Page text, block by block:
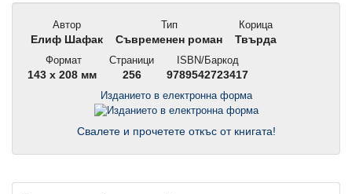
Автор
Елиф Шафак
Тип
Съвременен роман
Корица
Твърда
Формат
143 x 208 мм
Страници
256
ISBN/Баркод
9789542723417
Изданието в електронна форма
Свалете и прочетете откъс от книгата!